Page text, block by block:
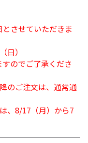
させていただきま
日）
のでご了承くださ
のご注文は、通常通
、8/17（月）から7